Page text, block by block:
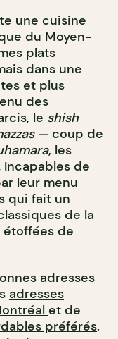
une cuisine
du Moyen-
plats
dans une
et plus
des
le shish
— coup de
, les
Incapables de
leur menu
qui fait un
de la
étoffées de
adresses
adresses
et de
préférés.